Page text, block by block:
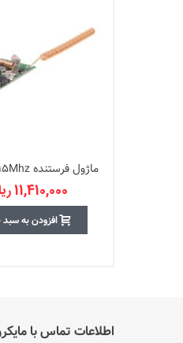
ماژول فرستنده FSK-4 315Mhz
11,410,000 ریال
افزودن به
اطلاعات تماس با